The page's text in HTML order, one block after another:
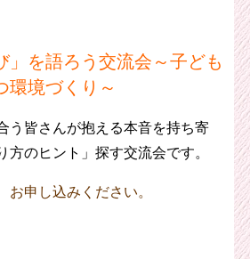
」を語ろう交流会～子ども
環境づくり～
う皆さんが抱える本音を持ち寄
方のヒント」探す交流会です。
お申し込みください。